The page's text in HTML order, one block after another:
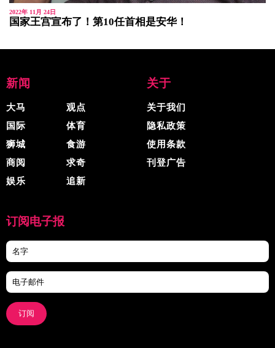
2022年 11月 24日
国家王宫宣布了！第10任首相是安华！
新闻
大马
国际
狮城
商阅
娱乐
观点
体育
食游
求奇
追新
关于
关于我们
隐私政策
使用条款
刊登广告
订阅电子报
订阅